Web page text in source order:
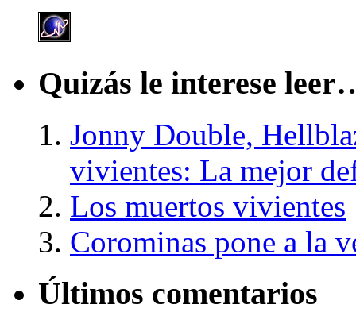
Quizás le interese
Jonny Double,
vivientes: La mejor
Los muertos vivientes
Corominas pone a la
Últimos comentarios